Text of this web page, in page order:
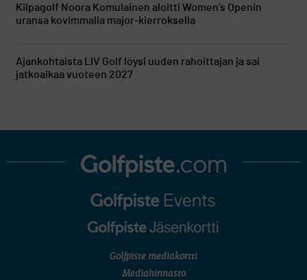
Kilpagolf Noora Komulainen aloitti Women’s Openin
uransa kovimmalla major-kierroksella
Ajankohtaista
LIV Golf löysi uuden rahoittajan ja sai
jatkoaikaa vuoteen 2027
Golfpiste mediakortti
Mediahinnasto